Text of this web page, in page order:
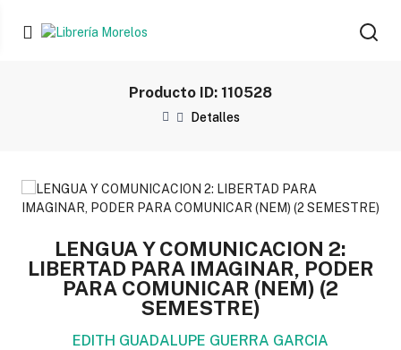
Producto ID: 110528
Detalles
LENGUA Y COMUNICACION 2:
LIBERTAD PARA IMAGINAR, PODER
PARA COMUNICAR (NEM) (2
SEMESTRE)
EDITH GUADALUPE GUERRA GARCIA